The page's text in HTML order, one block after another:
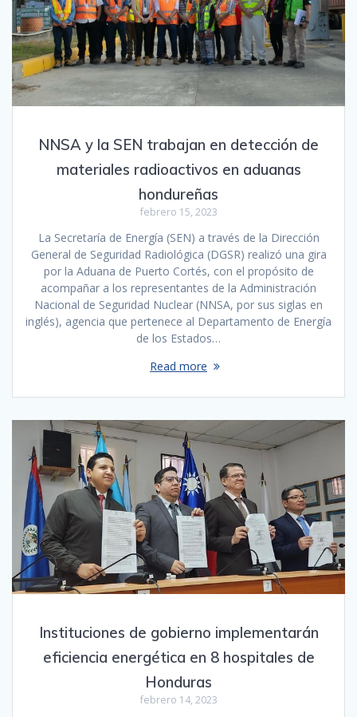
NNSA y la SEN trabajan en detección de
materiales radioactivos en aduanas
hondureñas
febrero 15, 2023
La Secretaría de Energía (SEN) a través de la Dirección
General de Seguridad Radiológica (DGSR) realizó una gira
por la Aduana de Puerto Cortés, con el propósito de
acompañar a los representantes de la Administración
Nacional de Seguridad Nuclear (NNSA, por sus siglas en
inglés), agencia que pertenece al Departamento de Energía
de los Estados…
Read more
Instituciones de gobierno implementarán
eficiencia energética en 8 hospitales de
Honduras
febrero 14, 2023